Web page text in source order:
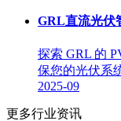
GRL直流光伏
探索 GRL 的
保您的光伏系
2025-09
更多行业资讯